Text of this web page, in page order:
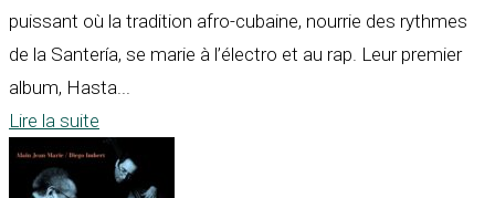
puissant où la tradition afro-cubaine, nourrie des rythmes
de la Santería, se marie à l’électro et au rap. Leur premier
album, Hasta...
Lire la suite